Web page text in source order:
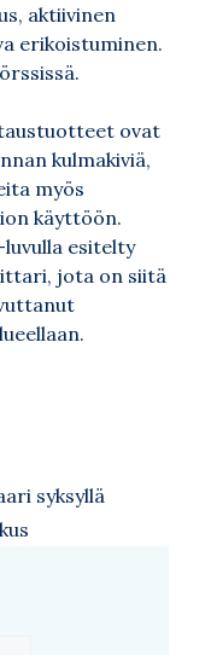
aktiivinen
erikoistuminen.
ovat
kulmakiviä,
myös
käyttöön.
esitelty
jota on siitä
syksyllä